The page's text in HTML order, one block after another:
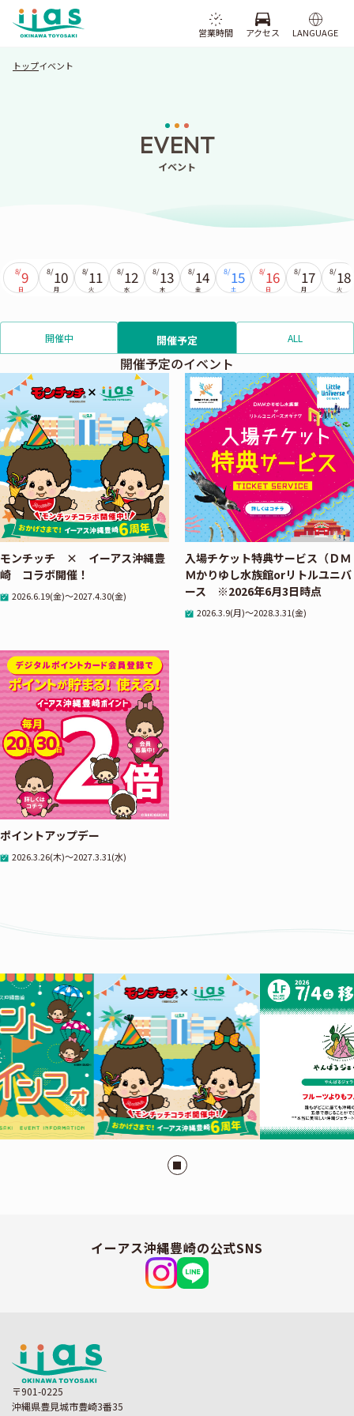
営業時間 アクセス LANGUAGE
トップイベント
EVENT
イベント
8/9
日
8/10
月
8/11
火
8/12
水
8/13
木
8/14
金
8/15
土
8/16
日
8/17
月
8/18
火
開催中 開催予定 ALL
開催予定のイベント
モンチッチ × イーアス沖縄豊
崎 コラボ開催！
2026.6.19(金)～2027.4.30(金)
入場チケット特典サービス（ＤＭ
Ｍかりゆし水族館orリトルユニバ
ース ※2026年6月3日時点
2026.3.9(月)～2028.3.31(金)
ポイントアップデー
2026.3.26(木)～2027.3.31(水)
イーアス沖縄豊崎の公式SNS
〒901-0225
沖縄県豊見城市豊崎3番35